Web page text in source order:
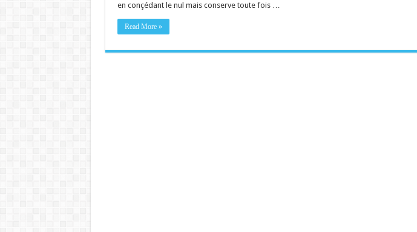
en conçédant le nul mais conserve toute fois …
Read More »